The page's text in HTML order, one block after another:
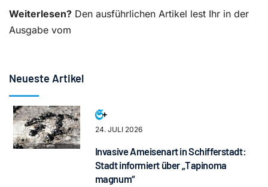
Weiterlesen? Den ausführlichen Artikel lest Ihr in der
Ausgabe vom
Neueste Artikel
24. JULI 2026
Invasive Ameisenart in Schifferstadt:
Stadt informiert über „Tapinoma
magnum“